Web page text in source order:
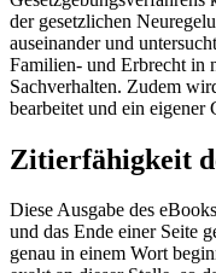
der gesetzlichen
auseinander und
Familien- und Erbrecht in
Sachverhalten. Zudem
bearbeitet und ein eigener
Zitierfähigkeit
Diese Ausgabe des
und das Ende einer Seite
genau in einem Wort